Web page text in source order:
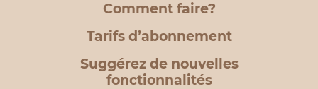
Comment faire?
Tarifs d’abonnement
Suggérez de nouvelles
fonctionnalités